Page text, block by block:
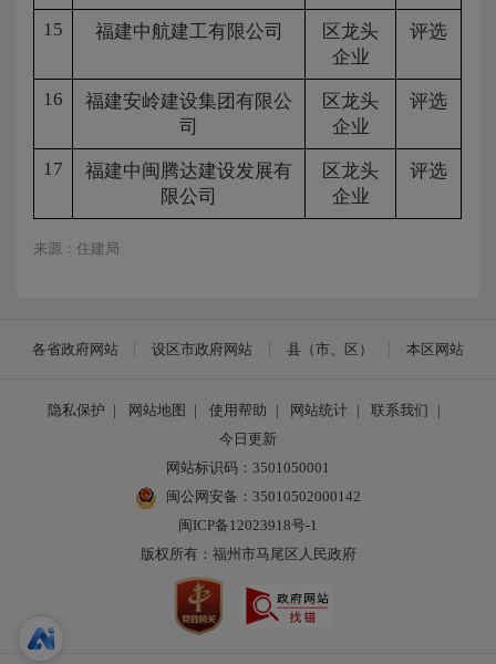
15 福建中航建工有限公司
区龙头
企业
评选
16
福建安岭建设集团有限公
司
区龙头
企业
评选
17
福建中闽腾达建设发展有
限公司
区龙头
企业
评选
来源：住建局
各省政府网站 设区市政府网站 县（市、区） 本区网站
隐私保护 | 网站地图 | 使用帮助 | 网站统计 | 联系我们
|
今日更新
网站标识码：3501050001
闽公网安备：35010502000142
闽ICP备12023918号-1
版权所有：福州市马尾区人民政府